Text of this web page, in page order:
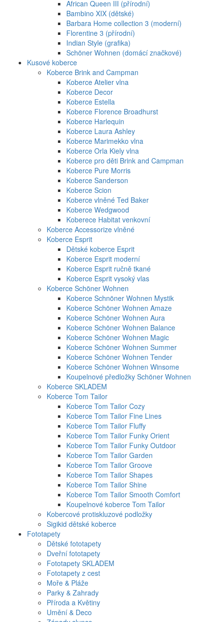
African Queen III (přírodní)
Bambino XIX (dětské)
Barbara Home collection 3 (moderní)
Florentine 3 (přírodní)
Indian Style (grafika)
Schöner Wohnen (domácí značkové)
Kusové koberce
Koberce Brink and Campman
Koberce Atelier vlna
Koberce Decor
Koberce Estella
Koberce Florence Broadhurst
Koberce Harlequin
Koberce Laura Ashley
Koberce Marimekko vlna
Koberce Orla Kiely vlna
Koberce pro děti Brink and Campman
Koberce Pure Morris
Koberce Sanderson
Koberce Scion
Koberce vlněné Ted Baker
Koberce Wedgwood
Koberece Habitat venkovní
Koberce Accessorize vlněné
Koberce Esprit
Dětské koberce Esprit
Koberce Esprit moderní
Koberce Esprit ručně tkané
Koberce Esprit vysoký vlas
Koberce Schöner Wohnen
Koberce Schnöner Wohnen Mystik
Koberce Schöner Wohnen Amaze
Koberce Schöner Wohnen Aura
Koberce Schöner Wohnen Balance
Koberce Schöner Wohnen Magic
Koberce Schöner Wohnen Summer
Koberce Schöner Wohnen Tender
Koberce Schöner Wohnen Winsome
Koupelnové předložky Schöner Wohnen
Koberce SKLADEM
Koberce Tom Tailor
Koberce Tom Tailor Cozy
Koberce Tom Tailor Fine Lines
Koberce Tom Tailor Fluffy
Koberce Tom Tailor Funky Orient
Koberce Tom Tailor Funky Outdoor
Koberce Tom Tailor Garden
Koberce Tom Tailor Groove
Koberce Tom Tailor Shapes
Koberce Tom Tailor Shine
Koberce Tom Tailor Smooth Comfort
Koupelnové koberce Tom Tailor
Kobercové protiskluzové podložky
Sigikid dětské koberce
Fototapety
Dětské fototapety
Dveřní fototapety
Fototapety SKLADEM
Fototapety z cest
Moře & Pláže
Parky & Zahrady
Příroda a Květiny
Umění & Deco